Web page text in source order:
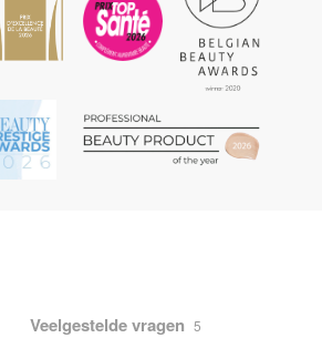
Veelgestelde vragen 5